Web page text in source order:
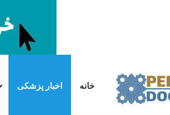
خانه اخبار پزشکی